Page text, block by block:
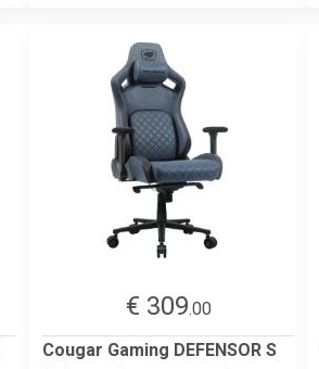
€ 309.00
Cougar Gaming DEFENSOR S